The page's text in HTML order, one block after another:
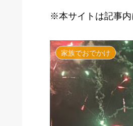
※本サイトは記事内
家族でおでかけ